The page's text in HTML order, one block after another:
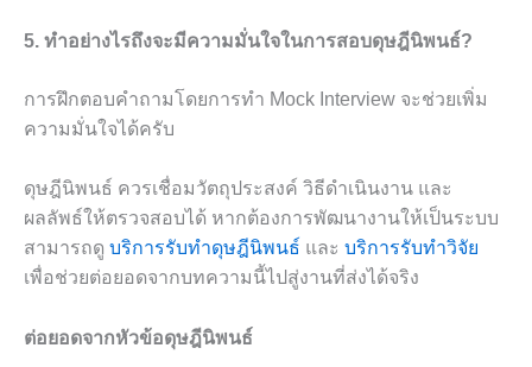
5. ทำอย่างไรถึงจะมีความมั่นใจในการสอบดุษฎีนิพนธ์?
การฝึกตอบคำถามโดยการทำ Mock Interview จะช่วยเพิ่ม
ความมั่นใจได้ครับ
ดุษฎีนิพนธ์ ควรเชื่อมวัตถุประสงค์ วิธีดำเนินงาน และ
ผลลัพธ์ให้ตรวจสอบได้ หากต้องการพัฒนางานให้เป็นระบบ
สามารถดู บริการรับทำดุษฎีนิพนธ์ และ บริการรับทำวิจัย
เพื่อช่วยต่อยอดจากบทความนี้ไปสู่งานที่ส่งได้จริง
ต่อยอดจากหัวข้อดุษฎีนิพนธ์